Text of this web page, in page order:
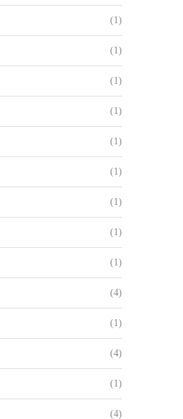
(1)
(1)
(1)
(1)
(1)
(1)
(1)
(1)
(1)
(4)
(1)
(4)
(1)
(4)